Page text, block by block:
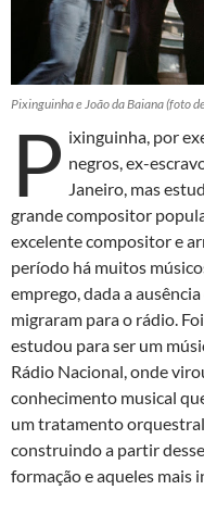
Pixinguinha e João da Baiana (foto
P ixinguinha, por
negros, ex-
Janeiro, mas
grande compositor
excelente compositor e
período há muitos
emprego, dada a
migraram para o rádio.
estudou para ser um
Rádio Nacional, onde
conhecimento musical
um tratamento
construindo a partir
formação e aqueles mais